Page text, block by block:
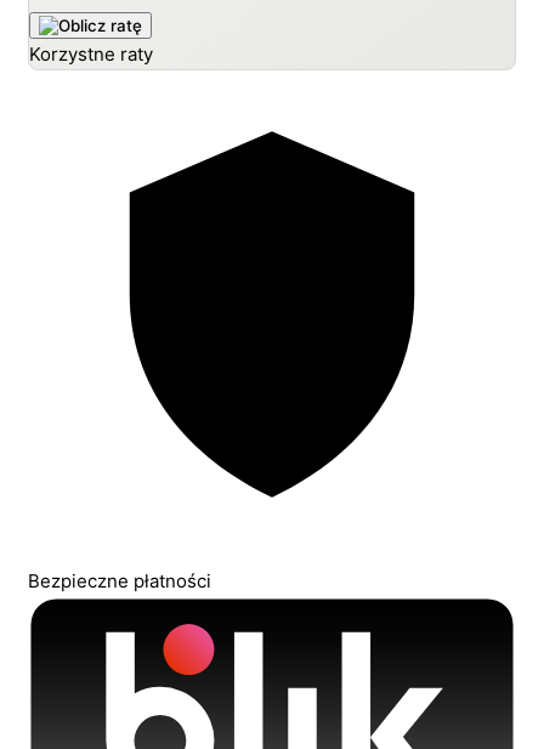
Korzystne raty
Bezpieczne płatności